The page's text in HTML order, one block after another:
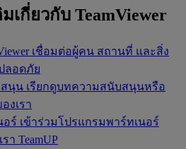
เกี่ยวกับ TeamViewer
เชื่อมต่อผู้คน สถานที่ และสิ่ง
ลอดภัย
สนุน เรียกดูบทความสนับสนุนหรือ
งเรา
อร์ เข้าร่วมโปรแกรมพาร์ทเนอร์
า TeamUP